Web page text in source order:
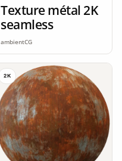
Texture métal 2K
seamless
ambientCG
2K